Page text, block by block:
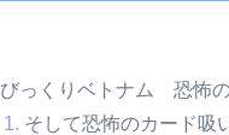
びっくりベトナム 恐怖
そして恐怖のカード吸